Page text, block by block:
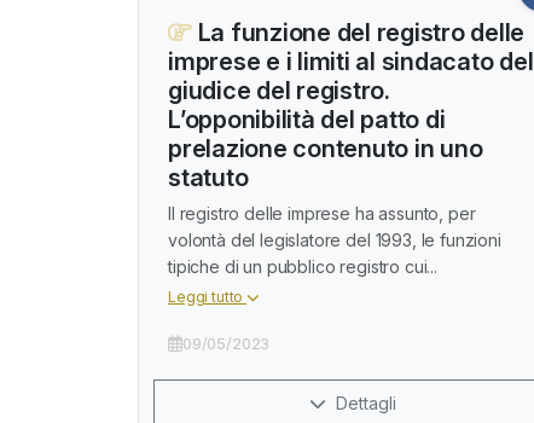
La funzione del registro delle
imprese e i limiti al sindacato del
giudice del registro.
L’opponibilità del patto di
prelazione contenuto in uno
statuto
Il registro delle imprese ha assunto, per
volontà del legislatore del 1993, le funzioni
tipiche di un pubblico registro cui...
Leggi tutto
09/05/2023
Dettagli